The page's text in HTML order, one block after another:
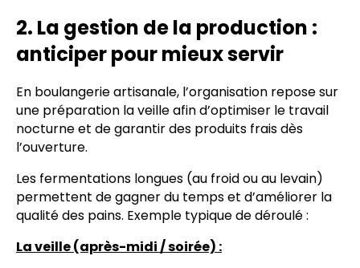
2. La gestion de la production :
anticiper pour mieux servir
En boulangerie artisanale, l’organisation repose sur
une préparation la veille afin d’optimiser le travail
nocturne et de garantir des produits frais dès
l’ouverture.
Les fermentations longues (au froid ou au levain)
permettent de gagner du temps et d’améliorer la
qualité des pains. Exemple typique de déroulé :
La veille (après-midi / soirée) :